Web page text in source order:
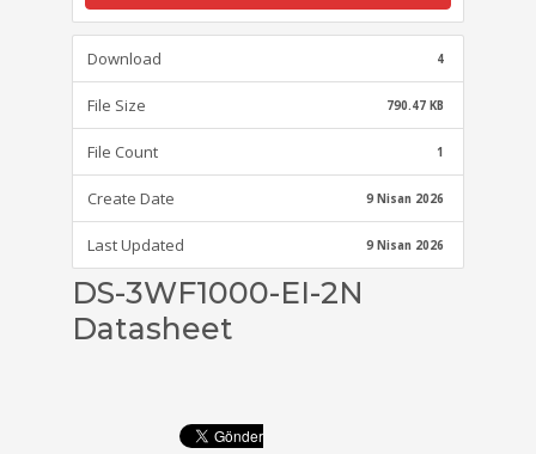
Download 4
File Size 790.47 KB
File Count 1
Create Date 9 Nisan 2026
Last Updated 9 Nisan 2026
DS-3WF1000-EI-2N
Datasheet